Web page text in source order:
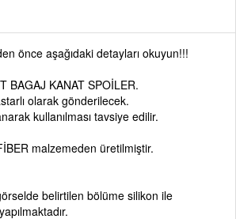
önce aşağıdaki detayları okuyun!!!
BAGAJ KANAT SPOİLER.
olarak gönderilecek.
kullanılması tavsiye edilir.
malzemeden üretilmiştir.
belirtilen bölüme silikon ile